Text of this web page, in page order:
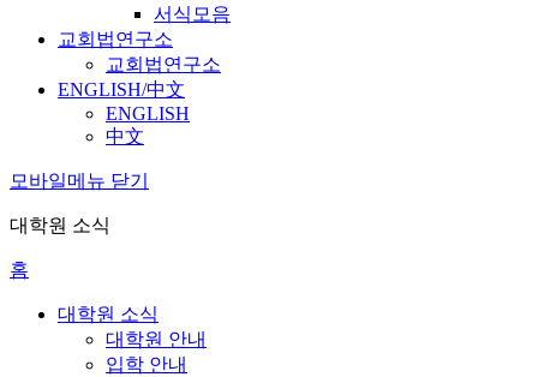
서식모음
교회법연구소
교회법연구소
ENGLISH/中文
ENGLISH
中文
모바일메뉴 닫기
대학원 소식
홈
대학원 소식
대학원 안내
입학 안내